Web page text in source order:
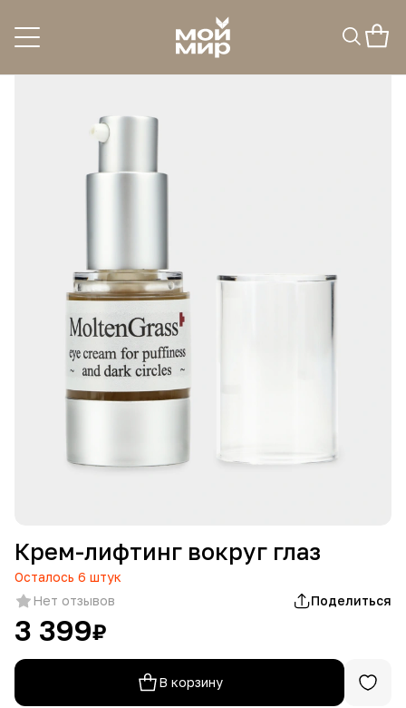
Крем-лифтинг вокруг глаз
Осталось 6 штук
Нет отзывов
Поделиться
3 399₽
В корзину